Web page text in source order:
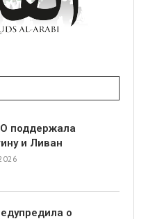
поддержала
и Ливан
о